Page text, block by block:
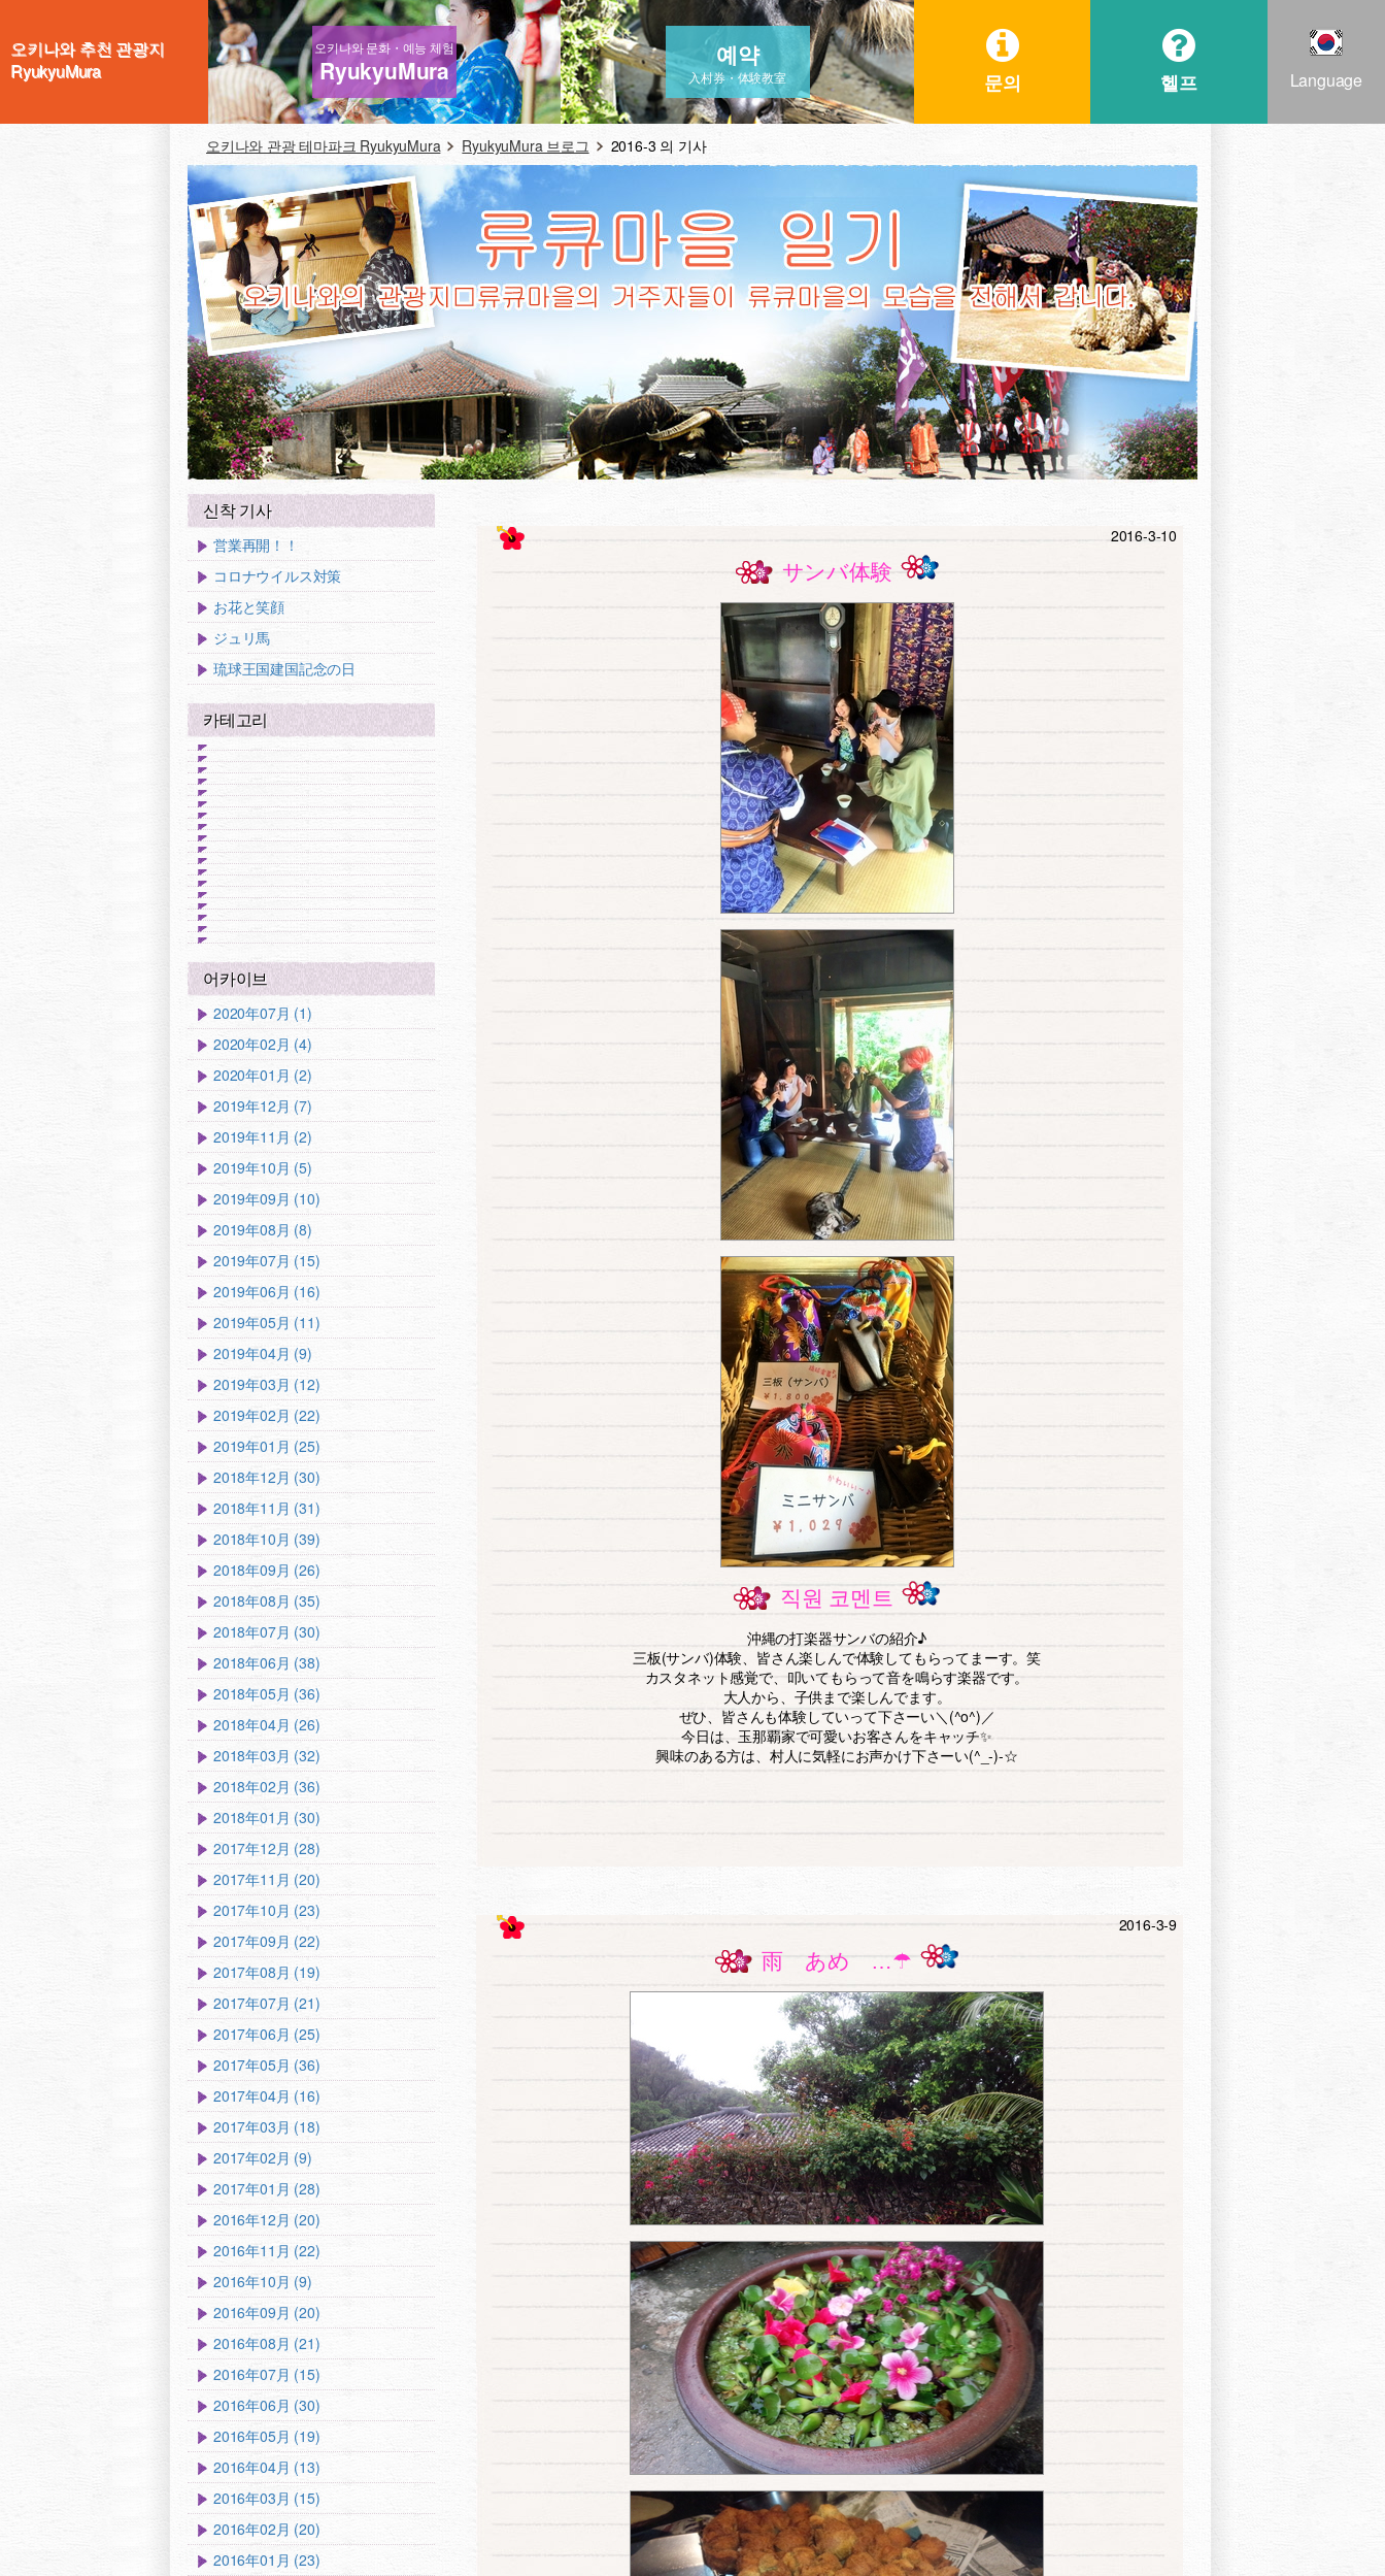
오키나와 추천 관광지
RyukyuMura
오키나와 문화・예능 체험
RyukyuMura
예약
入村券・体験教室 문의 헬프 Language
오키나와 관광 테마파크 RyukyuMura RyukyuMura 브로그 2016-3 의 기사
2016-3-10
サンバ体験
직원 코멘트
沖縄の打楽器サンバの紹介♪
三板(サンバ)体験、皆さん楽しんで体験してもらってまーす。笑
カスタネット感覚で、叩いてもらって音を鳴らす楽器です。
大人から、子供まで楽しんでます。
ぜひ、皆さんも体験していって下さーい＼(^o^)／
今日は、玉那覇家で可愛いお客さんをキャッチ✨
興味のある方は、村人に気軽にお声かけ下さーい(^_-)-☆
2016-3-9
雨 あめ …☂
신착 기사
営業再開！！
コロナウイルス対策
お花と笑顔
ジュリ馬
琉球王国建国記念の日
카테고리
어카이브
2020年07月 (1)
2020年02月 (4)
2020年01月 (2)
2019年12月 (7)
2019年11月 (2)
2019年10月 (5)
2019年09月 (10)
2019年08月 (8)
2019年07月 (15)
2019年06月 (16)
2019年05月 (11)
2019年04月 (9)
2019年03月 (12)
2019年02月 (22)
2019年01月 (25)
2018年12月 (30)
2018年11月 (31)
2018年10月 (39)
2018年09月 (26)
2018年08月 (35)
2018年07月 (30)
2018年06月 (38)
2018年05月 (36)
2018年04月 (26)
2018年03月 (32)
2018年02月 (36)
2018年01月 (30)
2017年12月 (28)
2017年11月 (20)
2017年10月 (23)
2017年09月 (22)
2017年08月 (19)
2017年07月 (21)
2017年06月 (25)
2017年05月 (36)
2017年04月 (16)
2017年03月 (18)
2017年02月 (9)
2017年01月 (28)
2016年12月 (20)
2016年11月 (22)
2016年10月 (9)
2016年09月 (20)
2016年08月 (21)
2016年07月 (15)
2016年06月 (30)
2016年05月 (19)
2016年04月 (13)
2016年03月 (15)
2016年02月 (20)
2016年01月 (23)